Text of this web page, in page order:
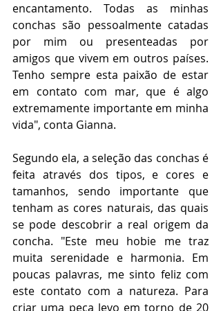
encantamento. Todas as minhas
conchas são pessoalmente catadas
por mim ou presenteadas por
amigos que vivem em outros países.
Tenho sempre esta paixão de estar
em contato com mar, que é algo
extremamente importante em minha
vida", conta Gianna.
Segundo ela, a seleção das conchas é
feita através dos tipos, e cores e
tamanhos, sendo importante que
tenham as cores naturais, das quais
se pode descobrir a real origem da
concha. "Este meu hobie me traz
muita serenidade e harmonia. Em
poucas palavras, me sinto feliz com
este contato com a natureza. Para
criar uma peça levo em torno de 20